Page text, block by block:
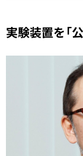
実験装置を「